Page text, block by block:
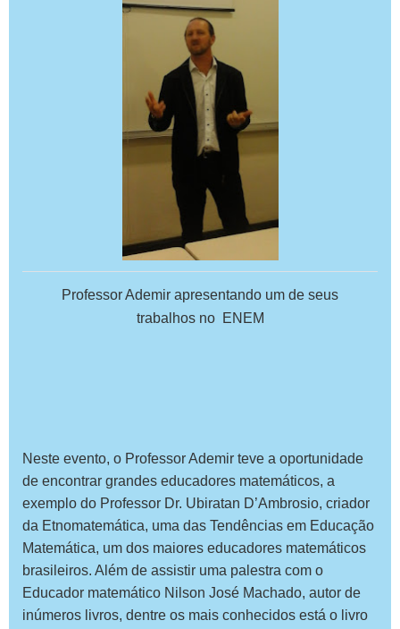
Professor Ademir apresentando um de seus
trabalhos no ENEM
Neste evento, o Professor Ademir teve a oportunidade
de encontrar grandes educadores matemáticos, a
exemplo do Professor Dr. Ubiratan D’Ambrosio, criador
da Etnomatemática, uma das Tendências em Educação
Matemática, um dos maiores educadores matemáticos
brasileiros. Além de assistir uma palestra com o
Educador matemático Nilson José Machado, autor de
inúmeros livros, dentre os mais conhecidos está o livro